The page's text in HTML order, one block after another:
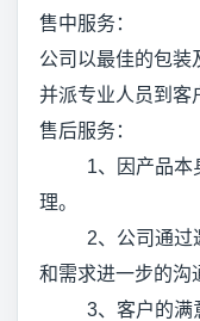
售中服务：
公司以最佳的包装
并派专业人员到客
售后服务：
1、因产品本身
理。
2、公司通过邀
和需求进一步的沟
3、客户的满意